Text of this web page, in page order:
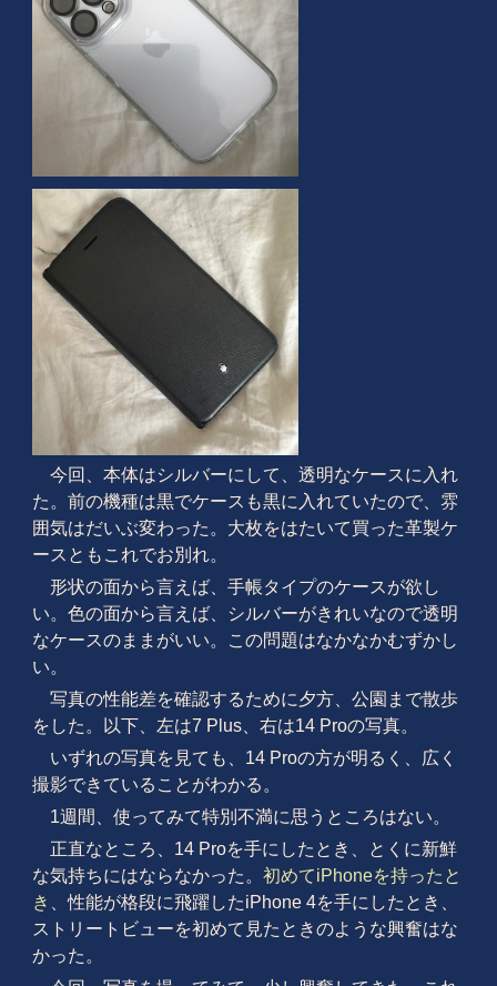
今回、本体はシルバーにして、透明なケースに入れ
た。前の機種は黒でケースも黒に入れていたので、雰
囲気はだいぶ変わった。大枚をはたいて買った革製ケ
ースともこれでお別れ。
形状の面から言えば、手帳タイプのケースが欲し
い。色の面から言えば、シルバーがきれいなので透明
なケースのままがいい。この問題はなかなかむずかし
い。
写真の性能差を確認するために夕方、公園まで散歩
をした。以下、左は7 Plus、右は14 Proの写真。
いずれの写真を見ても、14 Proの方が明るく、広く
撮影できていることがわかる。
1週間、使ってみて特別不満に思うところはない。
正直なところ、14 Proを手にしたとき、とくに新鮮
な気持ちにはならなかった。 初めてiPhoneを持ったと
き
、性能が格段に飛躍したiPhone 4を手にしたとき、
ストリートビューを初めて見たときのような興奮はな
かった。